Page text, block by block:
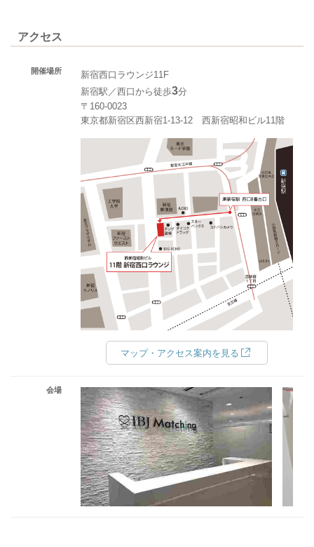
アクセス
開催場所
新宿西口ラウンジ11F
新宿駅／西口から徒歩3分
〒160-0023
東京都新宿区西新宿1-13-12 西新宿昭和ビル11階
マップ・アクセス案内を見る
会場